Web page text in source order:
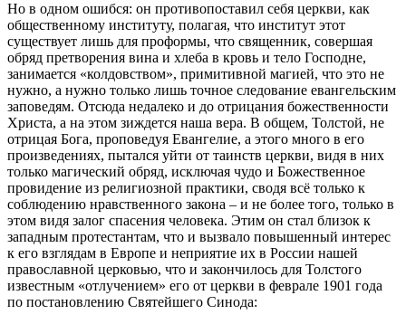
Но в одном ошибся: он противопоставил себя церкви, как
общественному институту, полагая, что институт этот
существует лишь для проформы, что священник, совершая
обряд претворения вина и хлеба в кровь и тело Господне,
занимается «колдовством», примитивной магией, что это не
нужно, а нужно только лишь точное следование евангельским
заповедям. Отсюда недалеко и до отрицания божественности
Христа, а на этом зиждется наша вера. В общем, Толстой, не
отрицая Бога, проповедуя Евангелие, а этого много в его
произведениях, пытался уйти от таинств церкви, видя в них
только магический обряд, исключая чудо и Божественное
провидение из религиозной практики, сводя всё только к
соблюдению нравственного закона – и не более того, только в
этом видя залог спасения человека. Этим он стал близок к
западным протестантам, что и вызвало повышенный интерес
к его взглядам в Европе и неприятие их в России нашей
православной церковью, что и закончилось для Толстого
известным «отлучением» его от церкви в феврале 1901 года
по постановлению Святейшего Синода: